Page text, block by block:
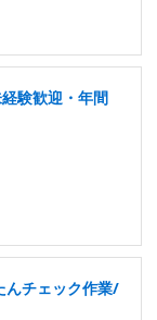
験歓迎・年間
んチェック作業/